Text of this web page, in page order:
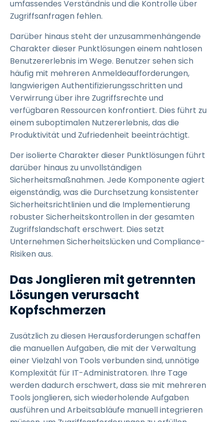
umfassendes Verständnis und die Kontrolle über
Zugriffsanfragen fehlen.
Darüber hinaus steht der unzusammenhängende
Charakter dieser Punktlösungen einem nahtlosen
Benutzererlebnis im Wege. Benutzer sehen sich
häufig mit mehreren Anmeldeaufforderungen,
langwierigen Authentifizierungsschritten und
Verwirrung über ihre Zugriffsrechte und
verfügbaren Ressourcen konfrontiert. Dies führt zu
einem suboptimalen Nutzererlebnis, das die
Produktivität und Zufriedenheit beeinträchtigt.
Der isolierte Charakter dieser Punktlösungen führt
darüber hinaus zu unvollständigen
Sicherheitsmaßnahmen. Jede Komponente agiert
eigenständig, was die Durchsetzung konsistenter
Sicherheitsrichtlinien und die Implementierung
robuster Sicherheitskontrollen in der gesamten
Zugriffslandschaft erschwert. Dies setzt
Unternehmen Sicherheitslücken und Compliance-
Risiken aus.
Das Jonglieren mit getrennten
Lösungen verursacht
Kopfschmerzen
Zusätzlich zu diesen Herausforderungen schaffen
die manuellen Aufgaben, die mit der Verwaltung
einer Vielzahl von Tools verbunden sind, unnötige
Komplexität für IT-Administratoren. Ihre Tage
werden dadurch erschwert, dass sie mit mehreren
Tools jonglieren, sich wiederholende Aufgaben
ausführen und Arbeitsabläufe manuell integrieren